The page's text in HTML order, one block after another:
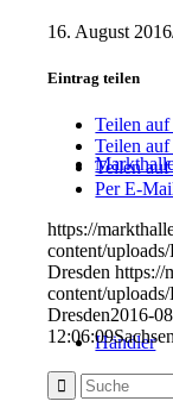
Händler
16. August 2016
Eintrag teilen
Teilen
Teilen
Teilen
Per E-
https://
content/
Dresden https://
content/
Dresden2016-
12:06:09